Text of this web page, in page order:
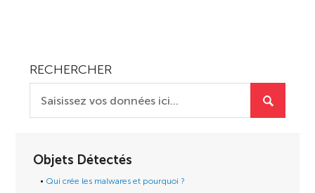
RECHERCHER
Objets Détectés
Qui crée les malwares et pourquoi ?